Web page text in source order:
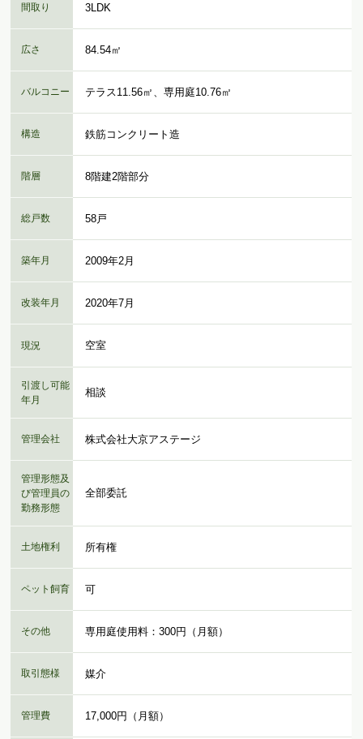
間取り 3LDK
広さ 84.54㎡
バルコニー テラス11.56㎡、専用庭10.76㎡
構造 鉄筋コンクリート造
階層 8階建2階部分
総戸数 58戸
築年月 2009年2月
改装年月 2020年7月
現況 空室
引渡し可能
年月
相談
管理会社 株式会社大京アステージ
管理形態及
び管理員の
勤務形態
全部委託
土地権利 所有権
ペット飼育 可
その他 専用庭使用料：300円（月額）
取引態様 媒介
管理費 17,000円（月額）